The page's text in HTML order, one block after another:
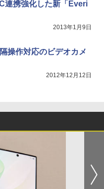
連携強化した新「Everi
2013年1月9日
操作対応のビデオカメ
2012年12月12日